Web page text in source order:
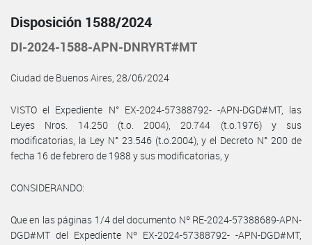
Disposición 1588/2024
DI-2024-1588-APN-DNRYRT#MT
Ciudad de Buenos Aires, 28/06/2024
VISTO el Expediente N° EX-2024-57388792- -APN-DGD#MT, las
Leyes Nros. 14.250 (t.o. 2004), 20.744 (t.o.1976) y sus
modificatorias, la Ley N° 23.546 (t.o.2004), y el Decreto N° 200 de
fecha 16 de febrero de 1988 y sus modificatorias, y
CONSIDERANDO:
Que en las páginas 1/4 del documento Nº RE-2024-57388689-APN-
DGD#MT del Expediente Nº EX-2024-57388792- -APN-DGD#MT,